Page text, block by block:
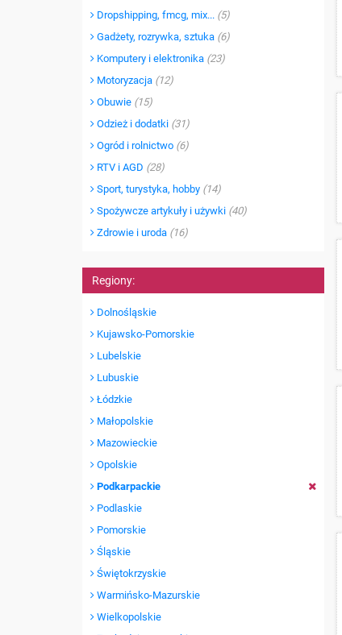
Dropshipping, fmcg, mix... (5)
Gadżety, rozrywka, sztuka (6)
Komputery i elektronika (23)
Motoryzacja (12)
Obuwie (15)
Odzież i dodatki (31)
Ogród i rolnictwo (6)
RTV i AGD (28)
Sport, turystyka, hobby (14)
Spożywcze artykuły i używki (40)
Zdrowie i uroda (16)
Regiony:
Dolnośląskie
Kujawsko-Pomorskie
Lubelskie
Lubuskie
Łódzkie
Małopolskie
Mazowieckie
Opolskie
Podkarpackie
Podlaskie
Pomorskie
Śląskie
Świętokrzyskie
Warmińsko-Mazurskie
Wielkopolskie